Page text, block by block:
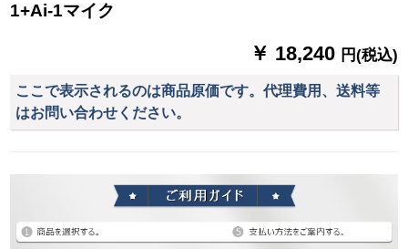
1+Ai-1マイク
￥ 18,240 円(税込)
ここで表示されるのは商品原価です。代理費用、送料等
はお問い合わせください。